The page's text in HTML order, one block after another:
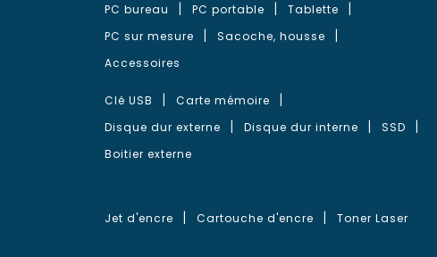
PC bureau PC portable
Tablette
PC sur mesure
Sacoche, housse
Accessoires
Clé USB
Carte mémoire
Disque dur externe
Disque dur interne
SSD
Boitier externe
Jet d'encre Cartouche d'encre Toner Laser